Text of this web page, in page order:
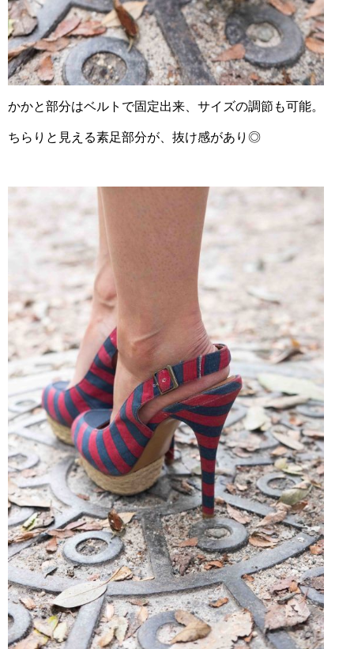
かかと部分はベルトで固定出来、サイズの調節も可能。
ちらりと見える素足部分が、抜け感があり◎